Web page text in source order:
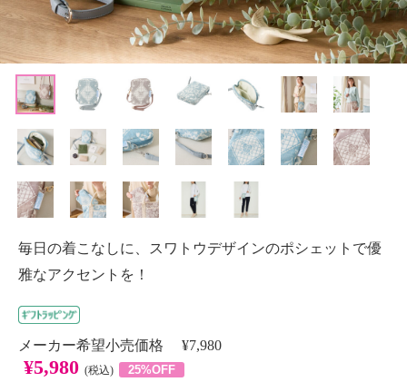
毎日の着こなしに、スワトウデザインのポシェットで優
雅なアクセントを！
メーカー希望小売価格 ¥7,980
¥5,980 (税込) 25%OFF